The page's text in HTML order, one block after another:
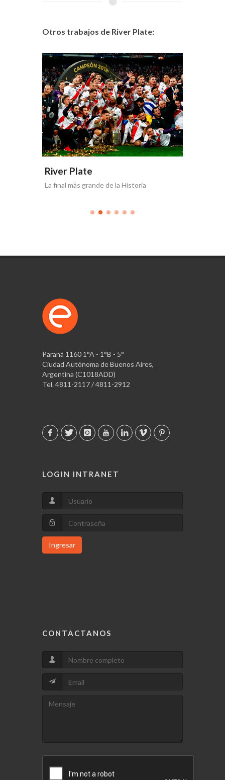
Otros trabajos de River Plate:
River Plate
La final más grande de la Historia
Paraná 1160 1°A - 1°B - 5°
Ciudad Autónoma de Buenos Aires,
Argentina (C1018ADD)
Tel. 4811-2117 / 4811-2912
LOGIN INTRANET
Ingresar
CONTACTANOS